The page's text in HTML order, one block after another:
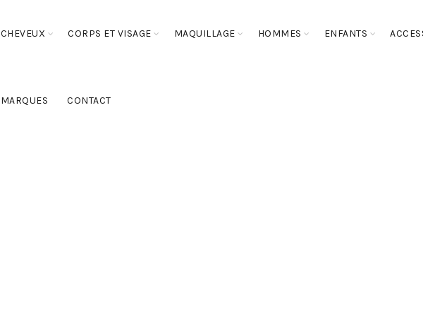
CHEVEUX CORPS ET VISAGE MAQUILLAGE HOMMES ENFANTS
MARQUES CONTACT